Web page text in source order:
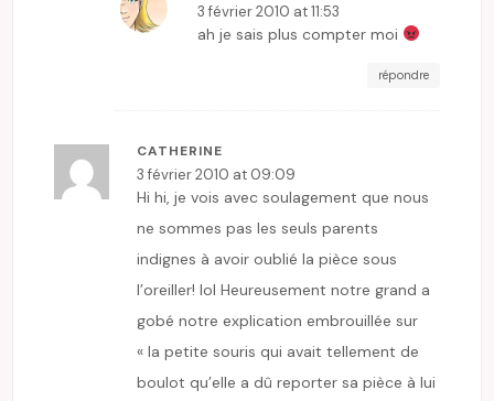
3 février 2010 at 11:53
ah je sais plus compter moi
répondre
CATHERINE
3 février 2010 at 09:09
Hi hi, je vois avec soulagement que nous
ne sommes pas les seuls parents
indignes à avoir oublié la pièce sous
l’oreiller! lol Heureusement notre grand a
gobé notre explication embrouillée sur
« la petite souris qui avait tellement de
boulot qu’elle a dû reporter sa pièce à lui